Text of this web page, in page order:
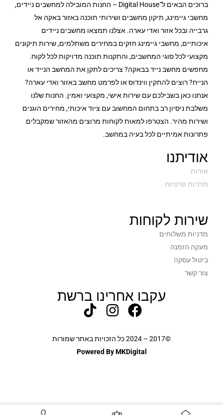
ברוכים הבאים ל־Digital House – החנות המובילה למחשבים ניידים,
מחשבי גיימינג, תיקון מחשבים ושירותי תוכנה באזור באקה אל
גרבייה ובכל אזור ואדי עארה. אצלנו תמצאו מחשבים ניידים
איכותיים, מחשבי גיימינג חזקים במחירים משתלמים, שירות תיקונים
מקצועי לכל סוגי המחשבים, והתקנות תוכנה מדויקות לכל לקוח.
מחפשים מחשב נייד בבאקה? צריכים לתקן את המחשב הנייד או
הנייח? רוצים להתקין ווינדוס או לפרמט מחשב באזור ואדי עארה?
אנחנו כאן בשבילכם עם שירות אישי, מקצועי ואמין. החנות שלנו
משלבת ניסיון רב בתחום המחשוב עם ציוד איכותי, מחירים הוגנים
ושירות מהיר. הצטרפו למאות לקוחות מרוצים מהאזור שמקבלים
פתרונות אמיתיים לכל בעיה במחשב.
אודיתנו
אודות
מדניות פרטיות
שירות לקוחות
מדניות משלוחים
מעקה הזמנה
ביטול עסקה
צור קשר
עקבו אחרינו ברשת
©2017 – 2024 כל הזכויות באתר שמורות
Powered By MKDigital